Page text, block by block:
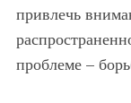
привлечь
проблеме –